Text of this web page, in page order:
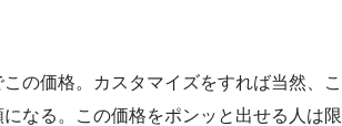
の価格。カスタマイズをすれば当然、こ
なる。この価格をポンッと出せる人は限